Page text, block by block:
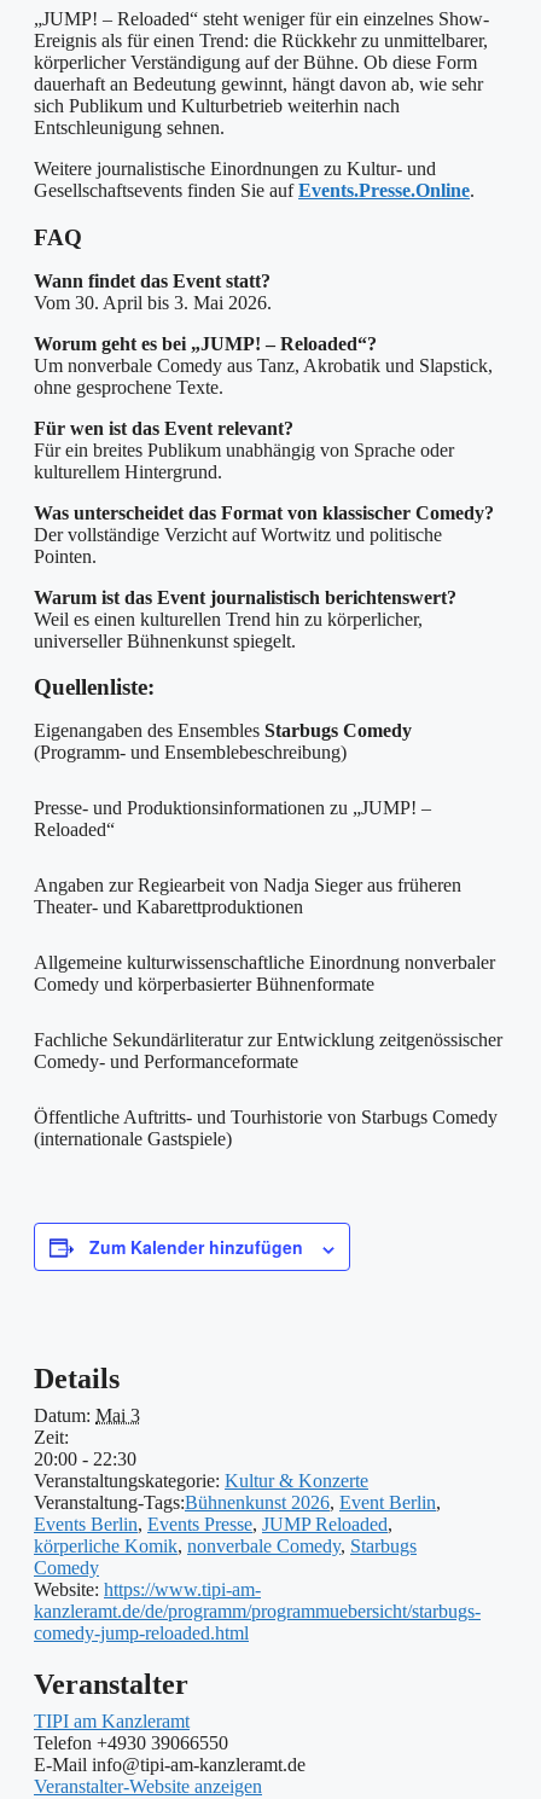
„JUMP! – Reloaded“ steht weniger für ein einzelnes Show-
Ereignis als für einen Trend: die Rückkehr zu unmittelbarer,
körperlicher Verständigung auf der Bühne. Ob diese Form
dauerhaft an Bedeutung gewinnt, hängt davon ab, wie sehr
sich Publikum und Kulturbetrieb weiterhin nach
Entschleunigung sehnen.
Weitere journalistische Einordnungen zu Kultur- und
Gesellschaftsevents finden Sie aufEvents.Presse.Online.
FAQ
Wann findet das Event statt?
Vom 30. April bis 3. Mai 2026.
Worum geht es bei „JUMP! – Reloaded“?
Um nonverbale Comedy aus Tanz, Akrobatik und Slapstick,
ohne gesprochene Texte.
Für wen ist das Event relevant?
Für ein breites Publikum unabhängig von Sprache oder
kulturellem Hintergrund.
Was unterscheidet das Format von klassischer Comedy?
Der vollständige Verzicht auf Wortwitz und politische
Pointen.
Warum ist das Event journalistisch berichtenswert?
Weil es einen kulturellen Trend hin zu körperlicher,
universeller Bühnenkunst spiegelt.
Quellenliste:
Eigenangaben des Ensembles Starbugs Comedy
(Programm- und Ensemblebeschreibung)
Presse- und Produktionsinformationen zu „JUMP! –
Reloaded“
Angaben zur Regiearbeit von Nadja Sieger aus früheren
Theater- und Kabarettproduktionen
Allgemeine kulturwissenschaftliche Einordnung nonverbaler
Comedy und körperbasierter Bühnenformate
Fachliche Sekundärliteratur zur Entwicklung zeitgenössischer
Comedy- und Performanceformate
Öffentliche Auftritts- und Tourhistorie von Starbugs Comedy
(internationale Gastspiele)
Zum Kalender hinzufügen
Details
Datum: Mai 3
Zeit:
20:00 - 22:30
Veranstaltungskategorie: Kultur & Konzerte
Veranstaltung-Tags:Bühnenkunst 2026, Event Berlin,
Events Berlin, Events Presse, JUMP Reloaded,
körperliche Komik, nonverbale Comedy, Starbugs
Comedy
Website: https://www.tipi-am-
kanzleramt.de/de/programm/programmuebersicht/starbugs-
comedy-jump-reloaded.html
Veranstalter
TIPI am Kanzleramt
Telefon +4930 39066550
E-Mail info@tipi-am-kanzleramt.de
Veranstalter-Website anzeigen